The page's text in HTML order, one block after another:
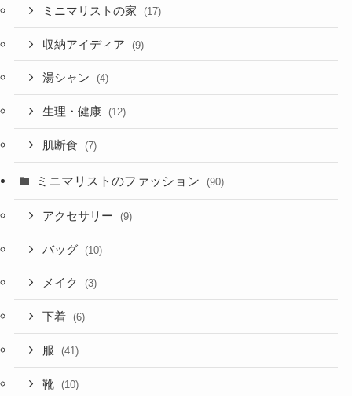
ミニマリストの家 (17)
収納アイディア (9)
湯シャン (4)
生理・健康 (12)
肌断食 (7)
ミニマリストのファッション (90)
アクセサリー (9)
バッグ (10)
メイク (3)
下着 (6)
服 (41)
靴 (10)